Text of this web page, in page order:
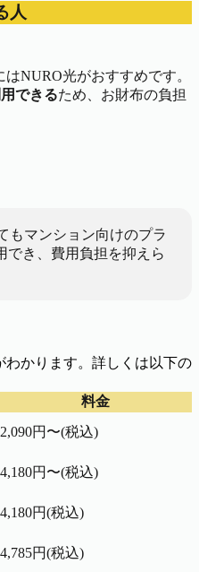
人
NURO光がおすすめです。
できるため、お財布の負担
もマンション向けのプラ
でき、費用負担を抑えら
かります。詳しくは以下の
料金
2,090円〜(税込)
4,180円〜(税込)
4,180円(税込)
4,785円(税込)